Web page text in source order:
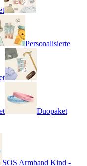
Personalisierte
Duopaket
SOS Armband Kind -